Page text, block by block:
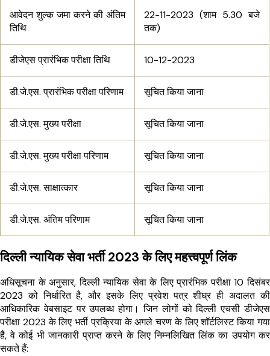
आवेदन शुल्क जमा करने की अंतिम
तिथि
22-11-2023 (शाम 5.30 बजे
तक)
डीजेएस प्रारंभिक परीक्षा तिथि 10-12-2023
डी.जे.एस. प्रारंभिक परीक्षा परिणाम सूचित किया जाना
डी.जे.एस. मुख्य परीक्षा सूचित किया जाना
डी.जे.एस. मुख्य परीक्षा परिणाम सूचित किया जाना
डी.जे.एस. साक्षात्कार सूचित किया जाना
डी.जे.एस. अंतिम परिणाम सूचित किया जाना
दिल्ली न्यायिक सेवा भर्ती 2023 के लिए महत्त्वपूर्ण लिंक
अधिसूचना के अनुसार, दिल्ली न्यायिक सेवा के लिए प्रारंभिक परीक्षा 10 दिसंबर
2023 को निर्धारित है, और इसके लिए प्रवेश पत्र शीघ्र ही अदालत की
आधिकारिक वेबसाइट पर उपलब्ध होगा। जिन लोगों को दिल्ली एचसी डीजेएस
परीक्षा 2023 के लिए भर्ती प्रक्रिया के अगले चरण के लिए शॉर्टलिस्ट किया गया
है, वे कोई भी जानकारी प्राप्त करने के लिए निम्नलिखित लिंक का उपयोग कर
सकते हैं: